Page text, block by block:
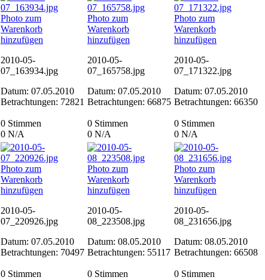
Photo zum
Warenkorb
hinzufügen
2010-05-
07_163934.jpg
Datum: 07.05.2010
Betrachtungen: 72821
0 Stimmen
0 N/A
Photo zum
Warenkorb
hinzufügen
2010-05-
07_165758.jpg
Datum: 07.05.2010
Betrachtungen: 66875
0 Stimmen
0 N/A
Photo zum
Warenkorb
hinzufügen
2010-05-
07_171322.jpg
Datum: 07.05.2010
Betrachtungen: 66350
0 Stimmen
0 N/A
Photo zum
Warenkorb
hinzufügen
2010-05-
07_220926.jpg
Datum: 07.05.2010
Betrachtungen: 70497
0 Stimmen
Photo zum
Warenkorb
hinzufügen
2010-05-
08_223508.jpg
Datum: 08.05.2010
Betrachtungen: 55117
0 Stimmen
Photo zum
Warenkorb
hinzufügen
2010-05-
08_231656.jpg
Datum: 08.05.2010
Betrachtungen: 66508
0 Stimmen